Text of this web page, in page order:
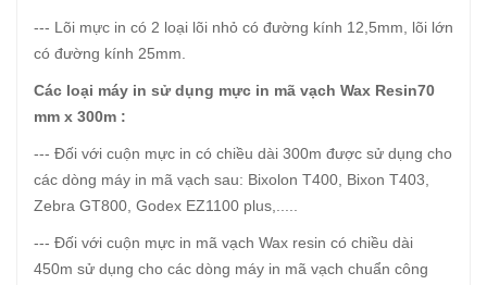
--- Lõi mực in có 2 loại lõi nhỏ có đường kính 12,5mm, lõi lớn
có đường kính 25mm.
Các loại máy in sử dụng mực in mã vạch Wax Resin70
mm x 300m :
--- Đối với cuộn mực in có chiều dài 300m được sử dụng cho
các dòng máy in mã vạch sau: Bixolon T400, Bixon T403,
Zebra GT800, Godex EZ1100 plus,.....
--- Đối với cuộn mực in mã vạch Wax resin có chiều dài
450m sử dụng cho các dòng máy in mã vạch chuẩn công